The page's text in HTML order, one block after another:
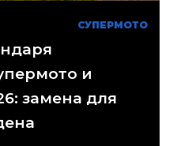
СУПЕРМОТО
и
замена для